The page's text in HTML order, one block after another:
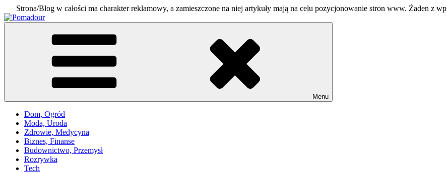
Strona/Blog w całości ma charakter reklamowy, a zamieszczone na niej artykuły mają na celu pozycjonowanie stron www. Żaden z
Skip
to
Poradniki na co dzień
Menu
Dom, Ogród
Moda, Uroda
Zdrowie, Medycyna
Biznes, Finanse
Budownictwo, Przemysł
Rozrywka
Tech